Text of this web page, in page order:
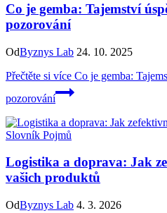
Co je gemba: Tajemství
pozorování
OdByznys Lab 24. 10. 2025
Přečtěte si více Co je gemba:
pozorování
Slovník Pojmů
Logistika a doprava: Jak
vašich produktů
OdByznys Lab 4. 3. 2026